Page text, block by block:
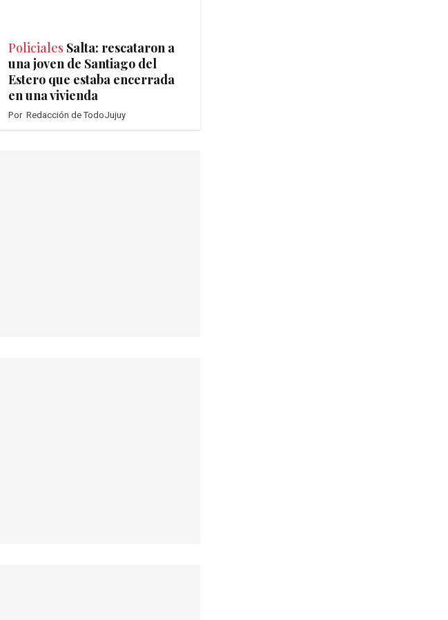
Policiales Salta: rescataron a
una joven de Santiago del
Estero que estaba encerrada
en una vivienda
Por Redacción de TodoJujuy